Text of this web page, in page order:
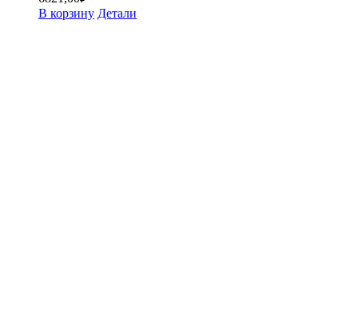
В корзину Детали